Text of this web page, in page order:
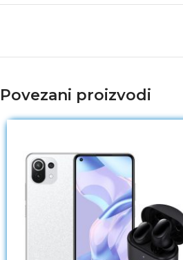
Povezani proizvodi